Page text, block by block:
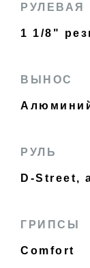
РУЛЕВАЯ
1 1/8"
ВЫНОС
РУЛЬ
D-Street,
ГРИПСЫ
Comfort